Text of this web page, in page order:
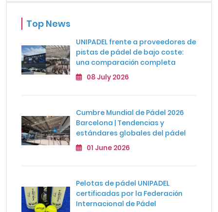
Top News
UNIPADEL frente a proveedores de
pistas de pádel de bajo coste:
una comparación completa
08 July 2026
Cumbre Mundial de Pádel 2026
Barcelona | Tendencias y
estándares globales del pádel
01 June 2026
Pelotas de pádel UNIPADEL
certificadas por la Federación
Internacional de Pádel